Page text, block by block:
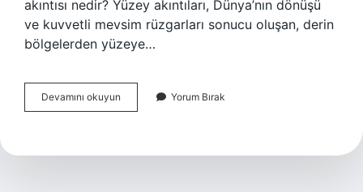
akıntısı nedir? Yüzey akıntıları, Dünya’nın dönüşü
ve kuvvetli mevsim rüzgarları sonucu oluşan, derin
bölgelerden yüzeye…
Devamını okuyun
Avustralya
Yorum Bırak